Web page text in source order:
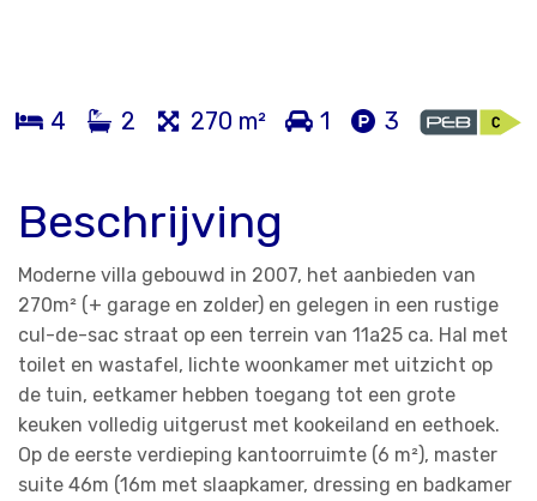
4 2 270 m² 1 3
Beschrijving
Moderne villa gebouwd in 2007, het aanbieden van
270m² (+ garage en zolder) en gelegen in een rustige
cul-de-sac straat op een terrein van 11a25 ca. Hal met
toilet en wastafel, lichte woonkamer met uitzicht op
de tuin, eetkamer hebben toegang tot een grote
keuken volledig uitgerust met kookeiland en eethoek.
Op de eerste verdieping kantoorruimte (6 m²), master
suite 46m (16m met slaapkamer, dressing en badkamer